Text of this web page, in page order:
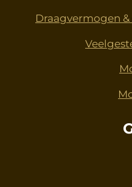
Draagvermogen